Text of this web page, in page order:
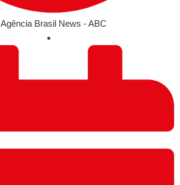
Agência Brasil News - ABC